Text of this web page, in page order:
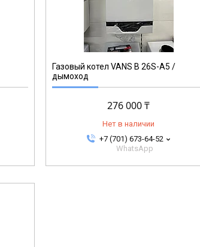
Газовый котел VANS B 26S-A5 /
дымоход
276 000 ₸
Нет в наличии
+7 (701) 673-64-52
WhatsApp